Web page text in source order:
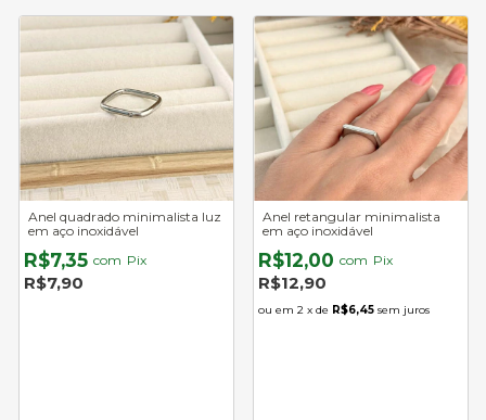
Anel quadrado minimalista luz
em aço inoxidável
R$7,35 com Pix
R$7,90
Anel retangular minimalista
em aço inoxidável
R$12,00 com Pix
R$12,90
2 x de R$6,45 sem juros